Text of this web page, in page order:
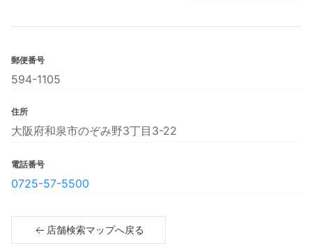
郵便番号
594-1105
住所
大阪府和泉市のぞみ野3丁目3-22
電話番号
0725-57-5500
店舗検索マップへ戻る